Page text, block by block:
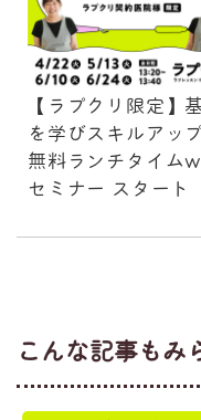
【ラプクリ限定】
を学びスキルアッ
無料ランチタイム
セミナー スタート
こんな記事もみ